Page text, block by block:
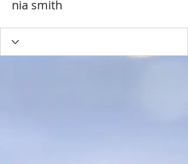
nia smith